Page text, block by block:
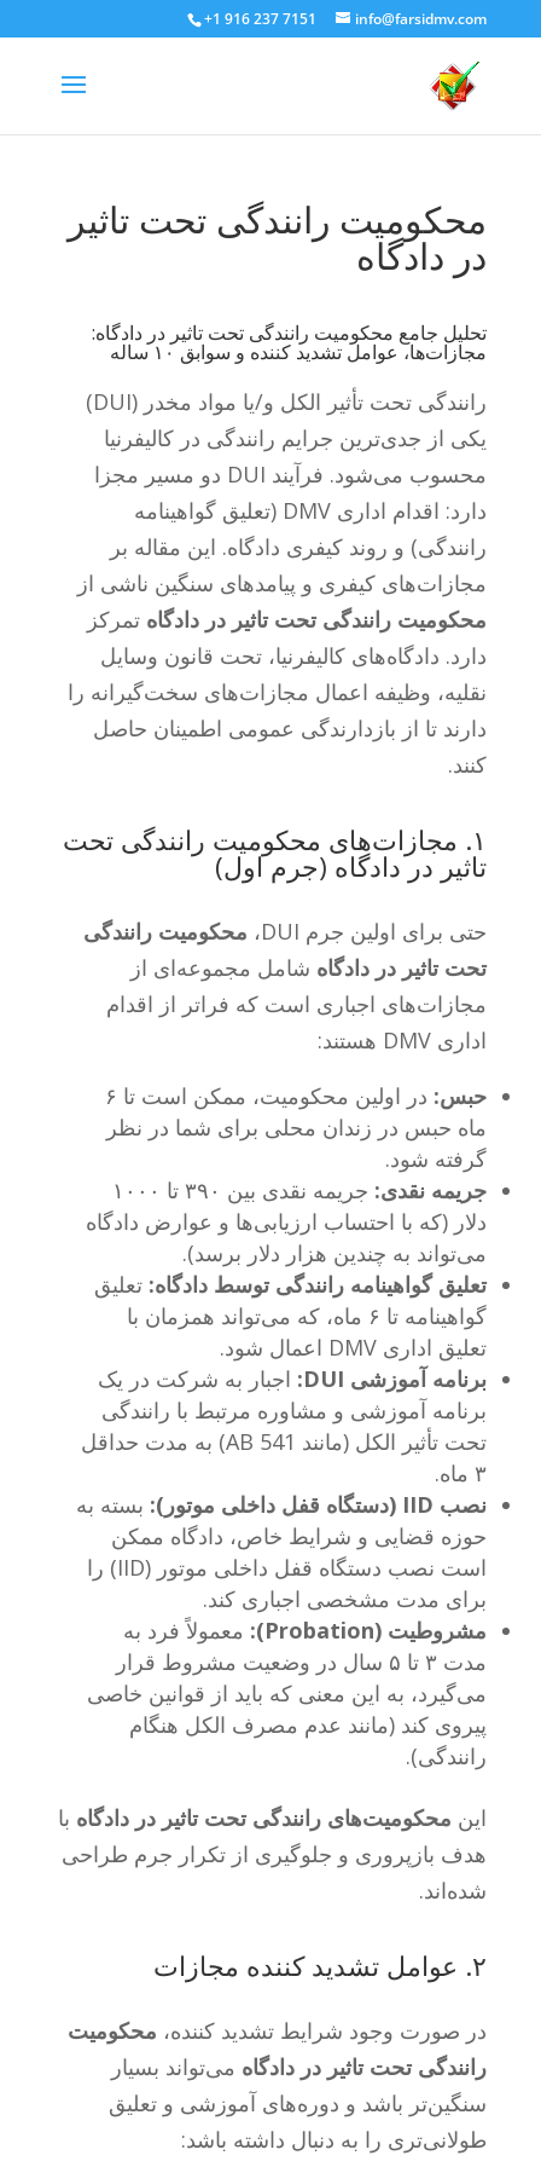
+1 916 237 7151 info@farsidmv.com
محکومیت‌ رانندگی تحت تاثیر
در دادگاه
تحلیل جامع محکومیت‌ رانندگی تحت تاثیر در دادگاه:
مجازات‌ها، عوامل تشدید کننده و سوابق ۱۰ ساله
رانندگی تحت تأثیر الکل و/یا مواد مخدر (DUI)
یکی از جدی‌ترین جرایم رانندگی در کالیفرنیا
محسوب می‌شود. فرآیند DUI دو مسیر مجزا
دارد: اقدام اداری DMV (تعلیق گواهینامه
رانندگی) و روند کیفری دادگاه. این مقاله بر
مجازات‌های کیفری و پیامدهای سنگین ناشی از
محکومیت‌ رانندگی تحت تاثیر در دادگاه تمرکز
دارد. دادگاه‌های کالیفرنیا، تحت قانون وسایل
نقلیه، وظیفه اعمال مجازات‌های سخت‌گیرانه را
دارند تا از بازدارندگی عمومی اطمینان حاصل
کنند.
۱. مجازات‌های محکومیت رانندگی تحت
تاثیر در دادگاه (جرم اول)
حتی برای اولین جرم DUI،
محکومیت‌ رانندگی
تحت تاثیر در دادگاه شامل مجموعه‌ای از
مجازات‌های اجباری است که فراتر از اقدام
اداری DMV هستند:
حبس:
در اولین محکومیت، ممکن است تا ۶
ماه حبس در زندان محلی برای شما در نظر
گرفته شود.
جریمه نقدی:
جریمه نقدی بین ۳۹۰ تا ۱۰۰۰
دلار (که با احتساب ارزیابی‌ها و عوارض دادگاه
می‌تواند به چندین هزار دلار برسد).
تعلیق گواهینامه رانندگی توسط دادگاه: تعلیق
گواهینامه تا ۶ ماه، که می‌تواند همزمان با
تعلیق اداری DMV اعمال شود.
برنامه آموزشی DUI:
اجبار به شرکت در یک
برنامه آموزشی و مشاوره مرتبط با رانندگی
تحت تأثیر الکل (مانند AB 541) به مدت حداقل
۳ ماه.
نصب IID (دستگاه قفل داخلی موتور):
بسته به
حوزه قضایی و شرایط خاص، دادگاه ممکن
است نصب دستگاه قفل داخلی موتور (IID) را
برای مدت مشخصی اجباری کند.
مشروطیت (Probation):
معمولاً فرد به
مدت ۳ تا ۵ سال در وضعیت مشروط قرار
می‌گیرد، به این معنی که باید از قوانین خاصی
پیروی کند (مانند عدم مصرف الکل هنگام
رانندگی).
این محکومیت‌های رانندگی تحت تاثیر در دادگاه با
هدف بازپروری و جلوگیری از تکرار جرم طراحی
شده‌اند.
۲. عوامل تشدید کننده مجازات
در صورت وجود شرایط تشدید کننده، محکومیت‌
رانندگی تحت تاثیر در دادگاه می‌تواند بسیار
سنگین‌تر باشد و دوره‌های آموزشی و تعلیق
طولانی‌تری را به دنبال داشته باشد: